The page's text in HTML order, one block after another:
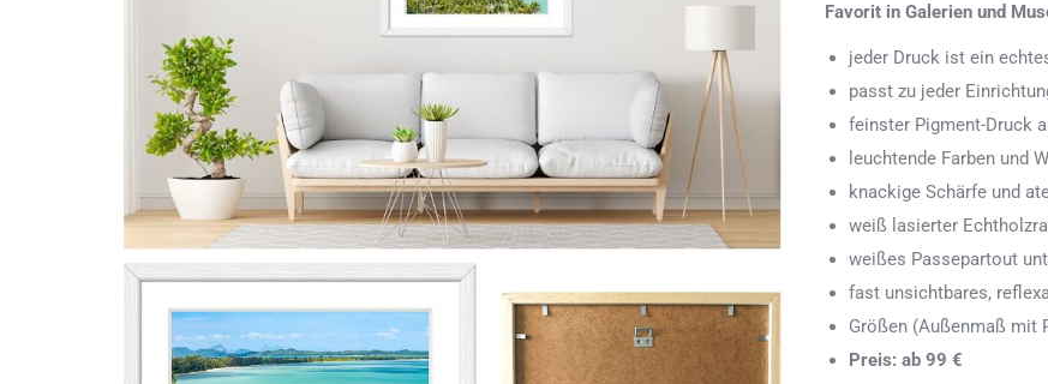
Favorit in Galerien und
jeder Druck ist ein
passt zu jeder
feinster Pigment-Druck
leuchtende Farben und
knackige Schärfe und
weiß lasierter
weißes Passepartout
fast unsichtbares,
Größen (Außenmaß mit
Preis: ab 99 €